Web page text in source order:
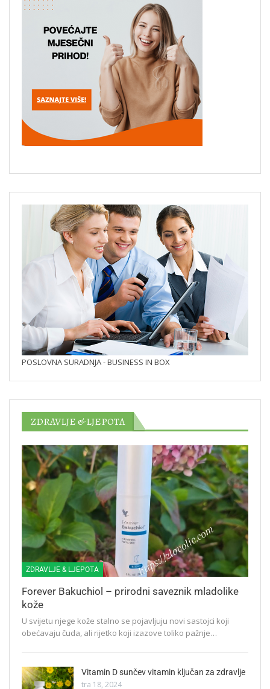
POSLOVNA SURADNJA - BUSINESS IN BOX
ZDRAVLJE & LJEPOTA
ZDRAVLJE & LJEPOTA
Forever Bakuchiol – prirodni saveznik mladolike
kože
U svijetu njege kože stalno se pojavljuju novi sastojci koji
obećavaju čuda, ali rijetko koji izazove toliko pažnje…
Vitamin D sunčev vitamin ključan za zdravlje
tra 18, 2024